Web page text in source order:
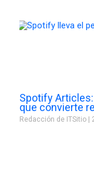
Spotify
que convierte
Redacción de ITSitio